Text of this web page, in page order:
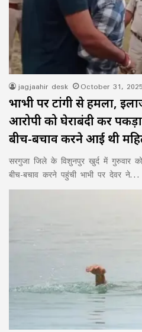
jagjaahir desk October 31, 2025
भाभी पर टांगी से हमला,
आरोपी को घेराबंदी कर
बीच-बचाव करने आई थी
सरगुजा जिले के विशुनपुर खुर्द में गुरुवार
बीच-बचाव करने पहुंची भाभी पर देवर ने…